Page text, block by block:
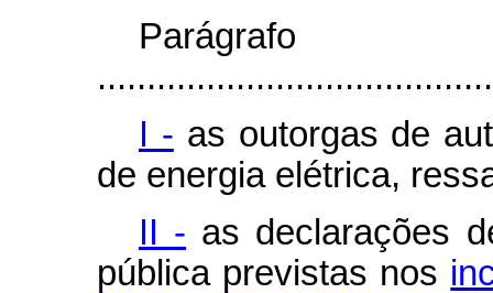
I - as outorgas de
de energia elétrica,
II - as declarações
pública previstas nos